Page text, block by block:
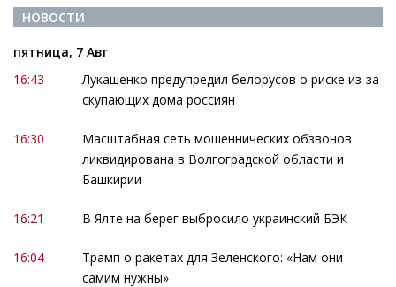
НОВОСТИ
пятница, 7 Авг
16:43
Лукашенко предупредил белорусов о риске из-за
скупающих дома россиян
16:30
Масштабная сеть мошеннических обзвонов
ликвидирована в Волгоградской области и
Башкирии
16:21 В Ялте на берег выбросило украинский БЭК
16:04
Трамп о ракетах для Зеленского: «Нам они
самим нужны»